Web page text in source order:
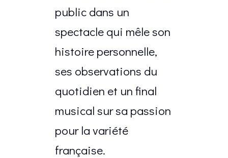
public dans un
spectacle qui mêle son
histoire personnelle,
ses observations du
quotidien et un final
musical sur sa passion
pour la variété
française.